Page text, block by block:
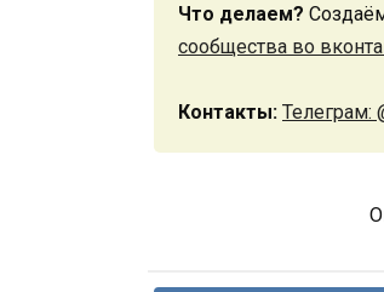
Что делаем?
сообщества во
Контакты: Телеграм: